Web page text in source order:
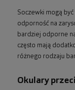
Soczewki mogą być
odporność na
bardziej odporne
często mają
różnego rodzaju
Okulary